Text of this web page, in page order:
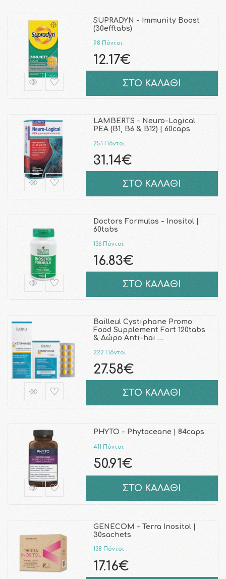
SUPRADYN - Immunity Boost
(30efftabs)
98 Πόντοι
12.17€
ΣΤΟ ΚΑΛΑΘΙ
LAMBERTS - Neuro-Logical
PEA (B1, B6 & B12) | 60caps
251 Πόντοι
31.14€
ΣΤΟ ΚΑΛΑΘΙ
Doctors Formulas - Inositol |
60tabs
136 Πόντοι
16.83€
ΣΤΟ ΚΑΛΑΘΙ
Bailleul Cystiphane Promo
Food Supplement Fort 120tabs
& Δώρο Anti-hai …
222 Πόντοι
27.58€
ΣΤΟ ΚΑΛΑΘΙ
PHYTO - Phytoceane | 84caps
411 Πόντοι
50.91€
ΣΤΟ ΚΑΛΑΘΙ
GENECOM - Terra Inositol |
30sachets
138 Πόντοι
17.16€